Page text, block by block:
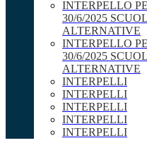
INTERPELLO
30/6/2025
ALTERNATIVE
INTERPELLO
30/6/2025
ALTERNATIVE
INTERPELLI
INTERPELLI
INTERPELLI
INTERPELLI
INTERPELLI